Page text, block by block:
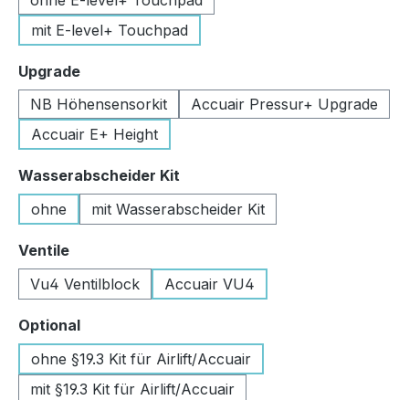
mit E-level+ Touchpad
Upgradeauswählen
NB Höhensensorkit
Accuair Pressur+ Upgrade
Accuair E+ Height
Wasserabscheider Kit
ohne
mit Wasserabscheider Kit
Ventileauswählen
Vu4 Ventilblock
Accuair VU4
Optionalauswählen
ohne §19.3 Kit für Airlift/Accuair
mit §19.3 Kit für Airlift/Accuair